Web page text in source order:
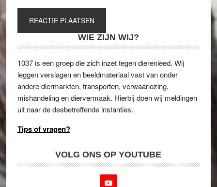
WIE ZIJN WIJ?
1037 is een groep die zich inzet tegen dierenleed. Wij
leggen verslagen en beeldmateriaal vast van onder
andere diermarkten, transporten, verwaarlozing,
mishandeling en diervermaak. Hierbij doen wij meldingen
uit naar de desbetreffende instanties.
Tips of vragen?
VOLG ONS OP YOUTUBE